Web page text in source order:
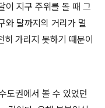
이 지구 주위를 돌 때 그
와 달까지의 거리가 멀
가리지 못하기 때문이
도권에서 볼 수 있었던